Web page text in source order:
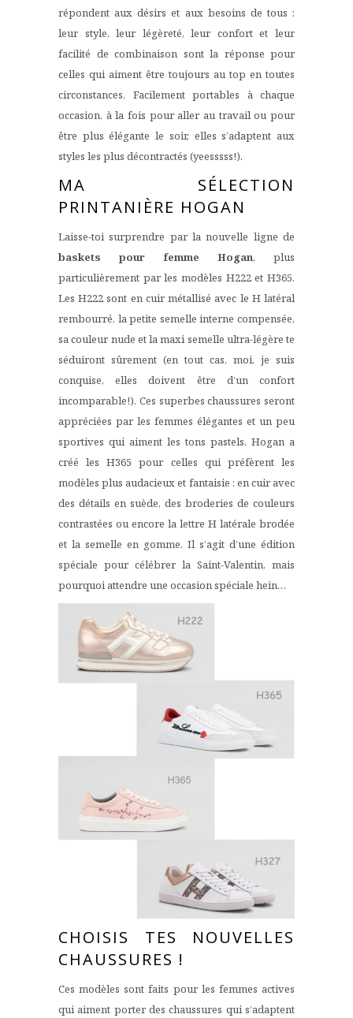
répondent aux désirs et aux besoins de tous :
leur style, leur légèreté, leur confort et leur
facilité de combinaison sont la réponse pour
celles qui aiment être toujours au top en toutes
circonstances. Facilement portables à chaque
occasion, à la fois pour aller au travail ou pour
être plus élégante le soir, elles s’adaptent aux
styles les plus décontractés (yeesssss!).
MA SÉLECTION
PRINTANIÈRE HOGAN
Laisse-toi surprendre par la nouvelle ligne de
baskets pour femme Hogan, plus
particulièrement par les modèles H222 et H365.
Les H222 sont en cuir métallisé avec le H latéral
rembourré, la petite semelle interne compensée,
sa couleur nude et la maxi semelle ultra-légère te
séduiront sûrement (en tout cas, moi, je suis
conquise, elles doivent être d’un confort
incomparable!). Ces superbeschaussures seront
appréciées par les femmes élégantes et un peu
sportives qui aiment les tons pastels. Hogan a
créé les H365 pour celles qui préfèrent les
modèles plus audacieux et fantaisie : en cuir avec
des détails en suède, des broderies de couleurs
contrastées ou encore la lettre H latérale brodée
et la semelle en gomme. Il s’agit d’une édition
spéciale pour célébrer la Saint-Valentin, mais
pourquoi attendre une occasion spéciale hein…
CHOISIS TES NOUVELLES
CHAUSSURES !
Ces modèles sont faits pour les femmes actives
qui aiment porter des chaussures qui s’adaptent